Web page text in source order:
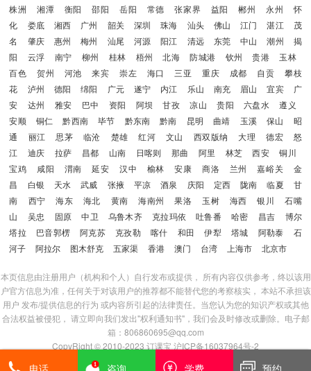
株洲
湘潭 衡阳 邵阳 岳阳 常德 张家界 益阳 郴州 永州
怀
化
娄底 湘西 广州 韶关 深圳 珠海 汕头 佛山 江门 湛江
茂
名
肇庆 惠州 梅州 汕尾 河源 阳江 清远 东莞 中山 潮州
揭
阳
云浮 南宁 柳州 桂林 梧州 北海 防城港 钦州 贵港
玉林
百色
贺州 河池 来宾 崇左 海口 三亚 重庆 成都 自贡
攀枝
花
泸州 德阳 绵阳 广元 遂宁 内江 乐山 南充 眉山 宜宾
广
安
达州 雅安 巴中 资阳 阿坝 甘孜 凉山 贵阳 六盘水
遵义
安顺
铜仁 黔西南 毕节 黔东南 黔南 昆明 曲靖 玉溪 保山
昭
通
丽江 思茅 临沧 楚雄 红河 文山 西双版纳 大理 德宏
怒
江
迪庆 拉萨 昌都 山南 日喀则 那曲 阿里 林芝 西安
铜川
宝鸡
咸阳 渭南 延安 汉中 榆林 安康 商洛 兰州 嘉峪关
金
昌
白银 天水 武威 张掖 平凉 酒泉 庆阳 定西 陇南 临夏
甘
南
西宁 海东 海北 黄南 海南州 果洛 玉树 海西 银川
石嘴
山
吴忠 固原 中卫 乌鲁木齐 克拉玛依 吐鲁番 哈密 昌吉
博尔
塔拉
巴音郭楞 阿克苏 克孜勒 喀什 和田 伊犁 塔城 阿勒泰
石
河子
阿拉尔 图木舒克 五家渠 香港 澳门 台湾 上海市 北京市
本页信息由注册用户（机构和个人）自行发布或提供， 所有内容仅供参考，终以该用
户官方信息为准，任何关于对该用户的推荐都不能替代您的考察核实， 本站不承担该
用户 发布/提供信息的行为 或内容所引起的法律责任。当您认为您的知识产权或其他
合法权益被侵犯， 请立即向我们发出"权利通知书"，我们会及时修改或删除。电子邮
箱：806860695@qq.com
CopyRight © 2010-2023 订课宝 沪ICP备16037964号-2
登陆
免责声明|
电话 咨询 学费 预约